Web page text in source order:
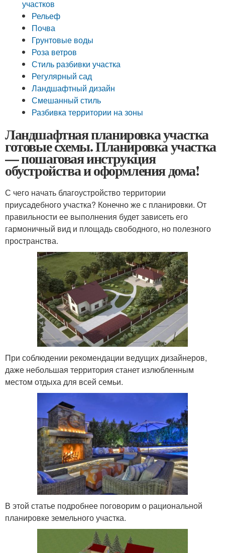
участков
Рельеф
Почва
Грунтовые воды
Роза ветров
Стиль разбивки участка
Регулярный сад
Ландшафтный дизайн
Смешанный стиль
Разбивка территории на зоны
Ландшафтная планировка участка
готовые схемы. Планировка участка
— пошаговая инструкция
обустройства и оформления дома!
С чего начать благоустройство территории
приусадебного участка? Конечно же с планировки. От
правильности ее выполнения будет зависеть его
гармоничный вид и площадь свободного, но полезного
пространства.
При соблюдении рекомендации ведущих дизайнеров,
даже небольшая территория станет излюбленным
местом отдыха для всей семьи.
В этой статье подробнее поговорим о рациональной
планировке земельного участка.